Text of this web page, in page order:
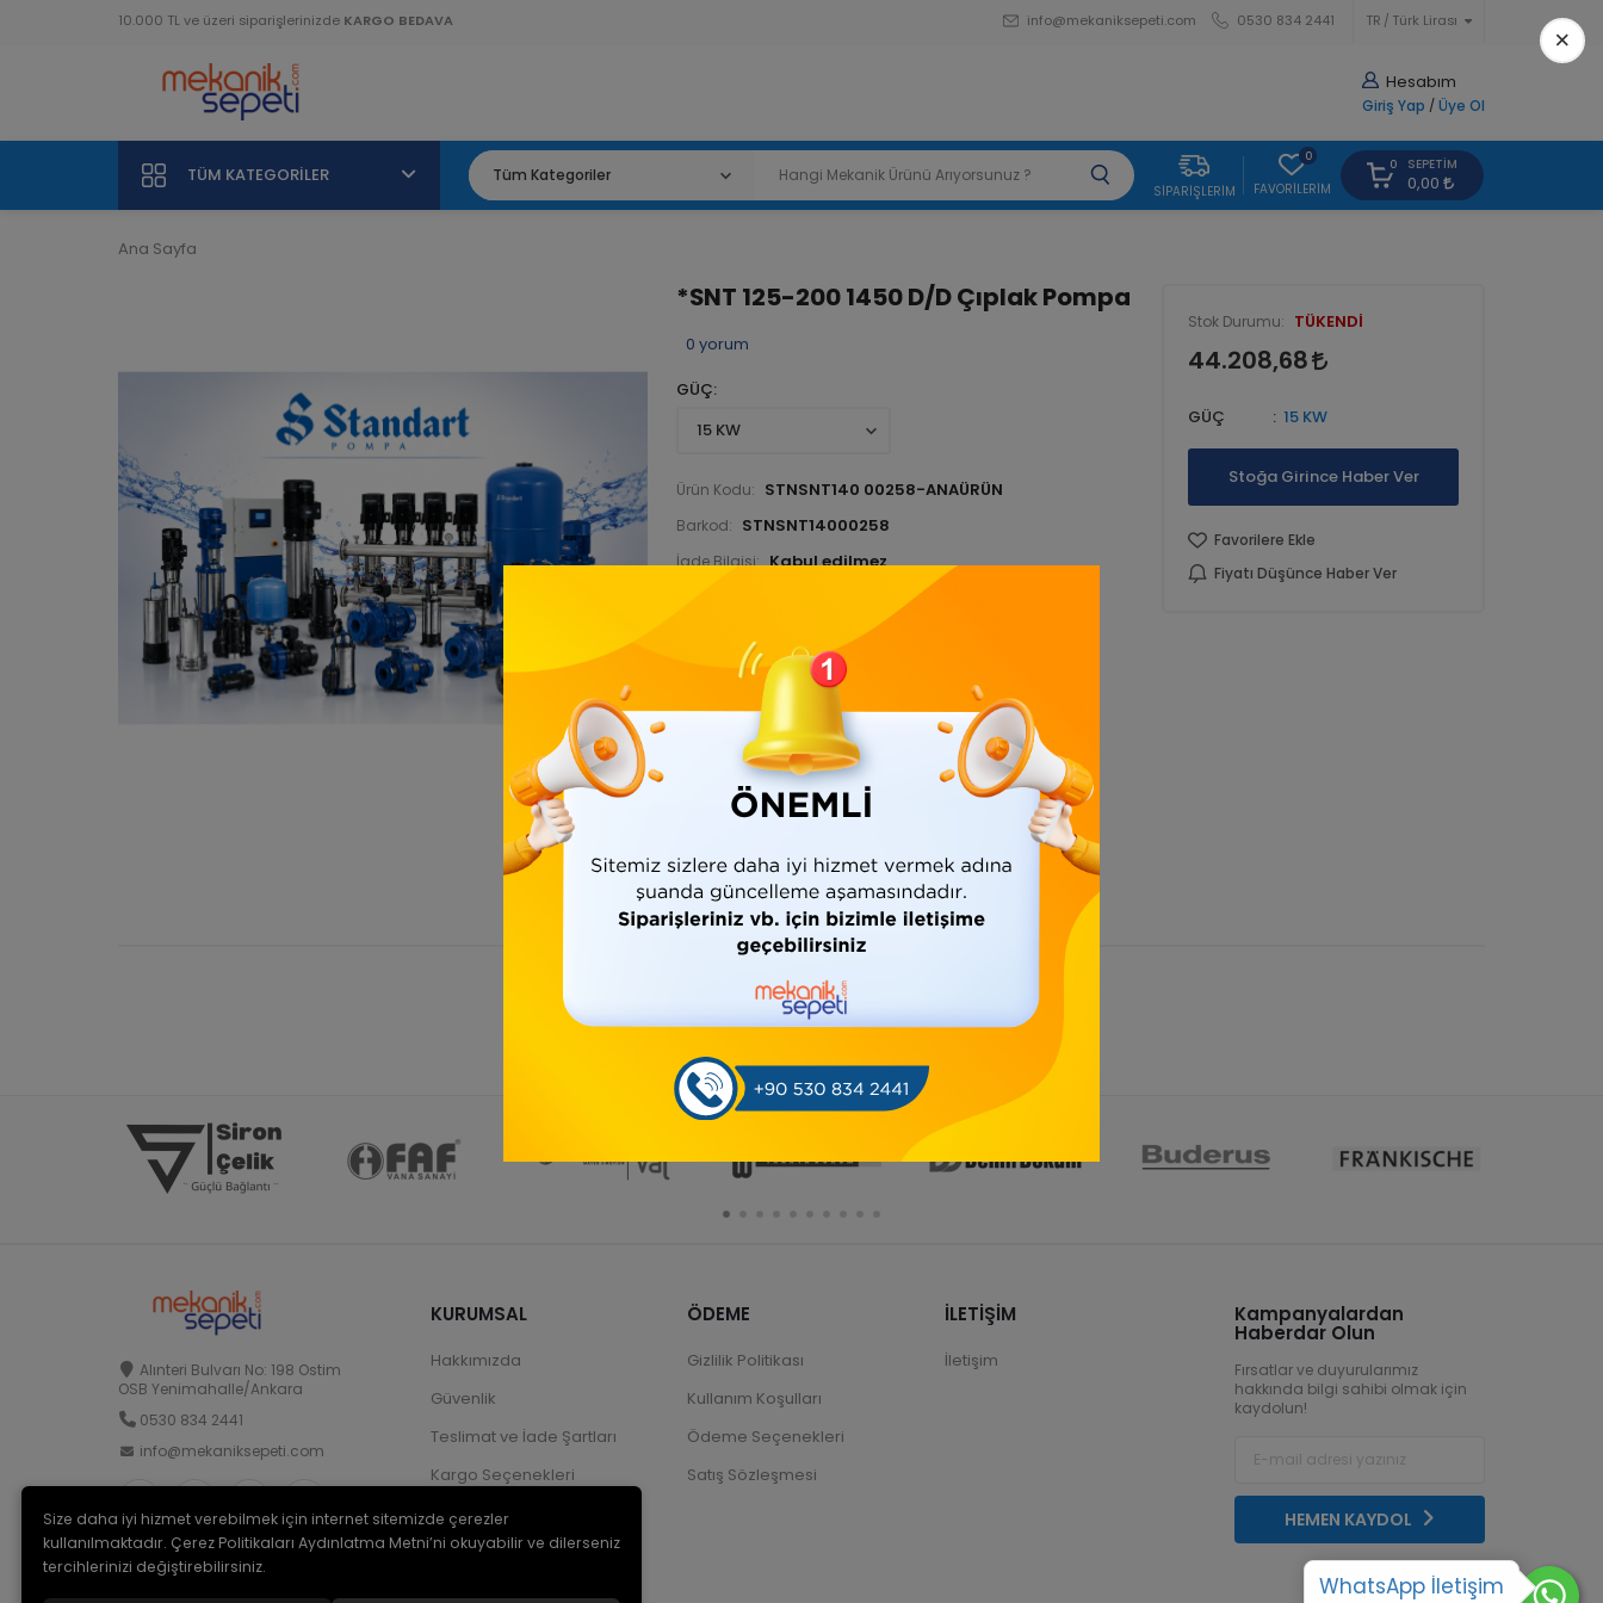
WhatsApp İletişim
10.000 TL ve üzeri siparişlerinizde KARGO BEDAVA TR Türk Lirası
info@mekaniksepeti.com 0530 834 2441
Hesabım
Giriş Yap / Üye Ol
TÜM KATEGORILER
SIPARIŞLERIM
0
FAVORILERIM
0 SEPETIM
0,00
Ana Sayfa
*SNT 125-200 1450 D/D Çıplak Pompa
0 yorum
GÜÇ
Ürün Kodu: STNSNT140 00258-ANAÜRÜN
Barkod: STNSNT14000258
İade Bilgisi:
Stok Durumu: TÜKENDİ
44.208,68
GÜÇ 15 KW
Stoğa Girince Haber Ver
Favorilere Ekle
Fiyatı Düşünce Haber Ver
Ürün Bilgisi Yorumlar (0)
Alınteri Bulvarı No: 198 Ostim
OSB Yenimahalle/Ankara
0530 834 2441
info@mekaniksepeti.com
Kampanyalardan
Haberdar Olun
Fırsatlar ve duyurularımız
hakkında bilgi sahibi olmak için
kaydolun!
HEMEN KAYDOL
KURUMSAL
Hakkımızda
Güvenlik
Teslimat ve İade Şartları
Kargo Seçenekleri
ÖDEME
Gizlilik Politikası
Kullanım Koşulları
Ödeme Seçenekleri
Satış Sözleşmesi
İLETİŞİM
İletişim
Size daha iyi hizmet verebilmek için internet sitemizde çerezler
kullanılmaktadır. Çerez Politikaları Aydınlatma Metni’ni okuyabilir ve dilerseniz
tercihlerinizi değiştirebilirsiniz.
×